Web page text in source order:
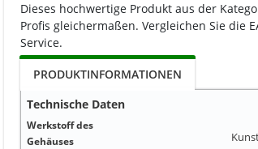
Dieses hochwertige Produkt aus der
Profis gleichermaßen. Vergleichen Sie die
Service.
PRODUKTINFORMATIONEN
Technische Daten
Werkstoff des
Gehäuses